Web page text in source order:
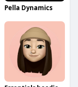
Pella Dynamics